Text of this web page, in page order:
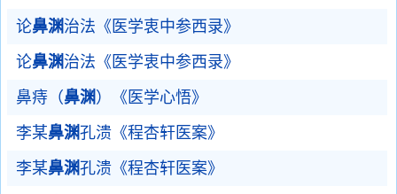
论鼻渊治法《医学衷中参西录》
论鼻渊治法《医学衷中参西录》
鼻痔（鼻渊 ）《医学心悟》
李某鼻渊孔溃《程杏轩医案》
李某鼻渊孔溃《程杏轩医案》